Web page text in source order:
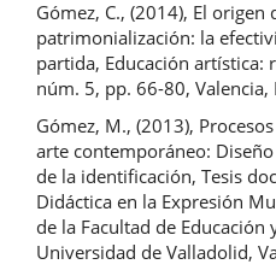
Gómez, C., (2014), El origen
patrimonialización: la
partida, Educación artística:
núm. 5, pp. 66-80, Valencia,
Gómez, M., (2013),
arte contemporáneo:
de la identificación, Tesis
Didáctica en la Expresión
de la Facultad de Educación
Universidad de Valladolid,